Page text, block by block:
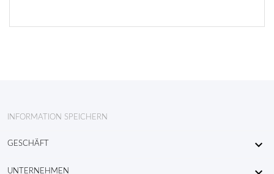
INFORMATION SPEICHERN
GESCHÄFT 
UNTERNEHMEN